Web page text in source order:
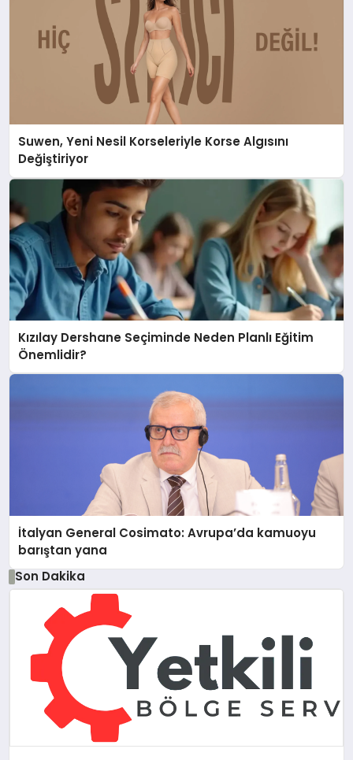
Suwen, Yeni Nesil Korseleriyle Korse Algısını
Değiştiriyor
Kızılay Dershane Seçiminde Neden Planlı Eğitim
Önemlidir?
İtalyan General Cosimato: Avrupa’da kamuoyu
barıştan yana
Son Dakika